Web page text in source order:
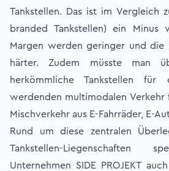
Tankstellen. Das ist im Vergleich
branded Tankstellen) ein Minus
Margen werden geringer und die
härter. Zudem müsste man
herkömmliche Tankstellen
werdenden multimodalen
Mischverkehr aus E-Fahrräder, E-
Rund um diese zentralen
Tankstellen-Liegenschaften
Unternehmen SIDE PROJEKT